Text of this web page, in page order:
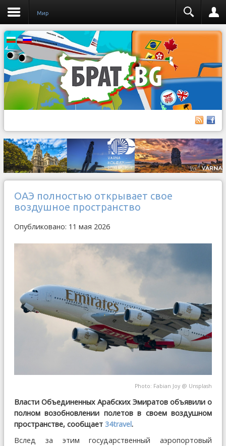
Мир
ОАЭ полностью открывает свое
воздушное пространство
Опубликовано: 11 мая 2026
Photo: Fabian Joy @ Unsplash
Власти Объединенных Арабских Эмиратов объявили о
полном возобновлении полетов в своем воздушном
пространстве, сообщает 34travel.
Вслед за этим государственный аэропортовый